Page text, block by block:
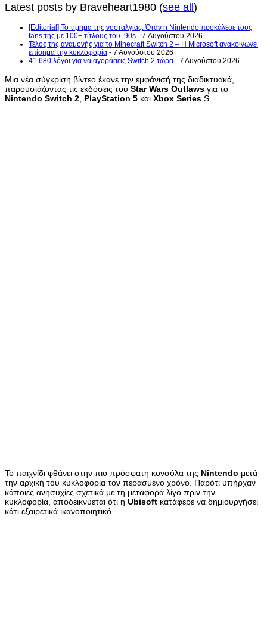
Latest posts by Braveheart1980 (see all)
[Editorial] Το τίμημα της νοσταλγίας: Όταν η Nintendo προκάλεσε τους
fans της με 100+ τίτλους του ’90s - 7 Αυγούστου 2026
Τέλος της αναμονής για το Minecraft Switch 2 – Η Microsoft ανακοινώνει
επίσημα την κυκλοφορία - 7 Αυγούστου 2026
41.680 λόγοι για να αγοράσεις Switch 2 τώρα - 7 Αυγούστου 2026
Μια νέα σύγκριση βίντεο έκανε την εμφάνισή της διαδικτυακά,
παρουσιάζοντας τις εκδόσεις του Star Wars Outlaws για το
Nintendo Switch 2 PlayStation 5 και Xbox Series S.
Το παιχνίδι φθάνει στην πιο πρόσφατη κονσόλα της Nintendo μετά
την αρχική του κυκλοφορία τον περασμένο χρόνο. Παρότι υπήρχαν
κάποιες ανησυχίες σχετικά με τη μεταφορά λίγο πριν την
κυκλοφορία, αποδεικνύεται ότι η Ubisoft κατάφερε να δημιουργήσει
κάτι εξαιρετικά ικανοποιητικό.